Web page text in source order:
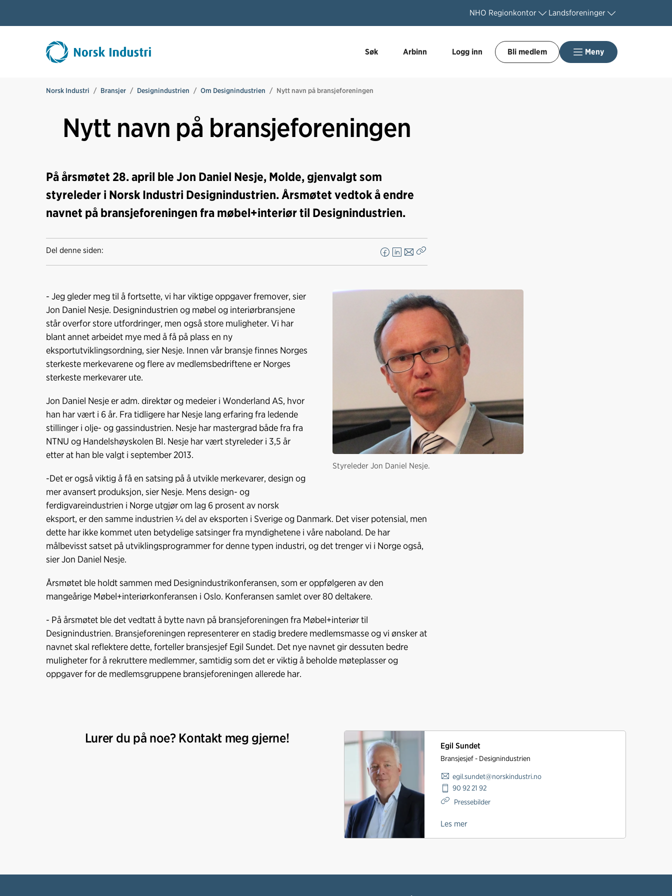
NHO Regionkontor Landsforeninger
Søk Arbinn Logg inn Bli medlem Meny
Norsk Industri Bransjer Designindustrien Om Designindustrien Nytt navn på bransjeforeningen
Nytt navn på bransjeforeningen
På årsmøtet 28. april ble Jon Daniel Nesje, Molde, gjenvalgt som
styreleder i Norsk Industri Designindustrien. Årsmøtet vedtok å endre
navnet på bransjeforeningen fra møbel+interiør til Designindustrien.
Del denne siden:
F
o
o
k
L
e
d
I
E
o
s
t
Styreleder Jon Daniel Nesje.
- Jeg gleder meg til å fortsette, vi har viktige oppgaver fremover, sier
Jon Daniel Nesje. Designindustrien og møbel og interiørbransjene
står overfor store utfordringer, men også store muligheter. Vi har
blant annet arbeidet mye med å få på plass en ny
eksportutviklingsordning, sier Nesje. Innen vår bransje finnes Norges
sterkeste merkevarene og flere av medlemsbedriftene er Norges
sterkeste merkevarer ute.
Jon Daniel Nesje er adm. direktør og medeier i Wonderland AS, hvor
han har vært i 6 år. Fra tidligere har Nesje lang erfaring fra ledende
stillinger i olje- og gassindustrien. Nesje har mastergrad både fra fra
NTNU og Handelshøyskolen BI. Nesje har vært styreleder i 3,5 år
etter at han ble valgt i september 2013.
-Det er også viktig å få en satsing på å utvikle merkevarer, design og
mer avansert produksjon, sier Nesje. Mens design- og
ferdigvareindustrien i Norge utgjør om lag 6 prosent av norsk
eksport, er den samme industrien ¼ del av eksporten i Sverige og Danmark. Det viser potensial, men
dette har ikke kommet uten betydelige satsinger fra myndighetene i våre naboland. De har
målbevisst satset på utviklingsprogrammer for denne typen industri, og det trenger vi i Norge også,
sier Jon Daniel Nesje.
Årsmøtet ble holdt sammen med Designindustrikonferansen, som er oppfølgeren av den
mangeårige Møbel+interiørkonferansen i Oslo. Konferansen samlet over 80 deltakere.
- På årsmøtet ble det vedtatt å bytte navn på bransjeforeningen fra Møbel+interiør til
Designindustrien. Bransjeforeningen representerer en stadig bredere medlemsmasse og vi ønsker at
navnet skal reflektere dette, forteller bransjesjef Egil Sundet. Det nye navnet gir dessuten bedre
muligheter for å rekruttere medlemmer, samtidig som det er viktig å beholde møteplasser og
oppgaver for de medlemsgruppene bransjeforeningen allerede har.
Lurer du på noe? Kontakt meg gjerne!
Egil Sundet
Bransjesjef - Designindustrien
egil.sundet@norskindustri.no
90 92 21 92
Pressebilder
Les mer